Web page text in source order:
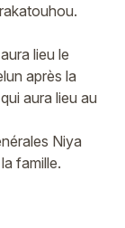
lieu le
après la
aura lieu au
Niya
famille.